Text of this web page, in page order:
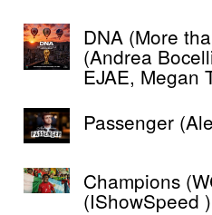
DNA (More
(Andrea
EJAE, Megan
Passenger
Champions
(IShowSpeed )